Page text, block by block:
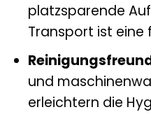
platzsparende
Transport ist eine
und
erleichtern die